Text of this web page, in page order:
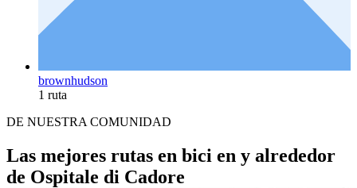
brownhudson
1 ruta
DE NUESTRA COMUNIDAD
Las mejores rutas en bici en y alrededor
de Ospitale di Cadore